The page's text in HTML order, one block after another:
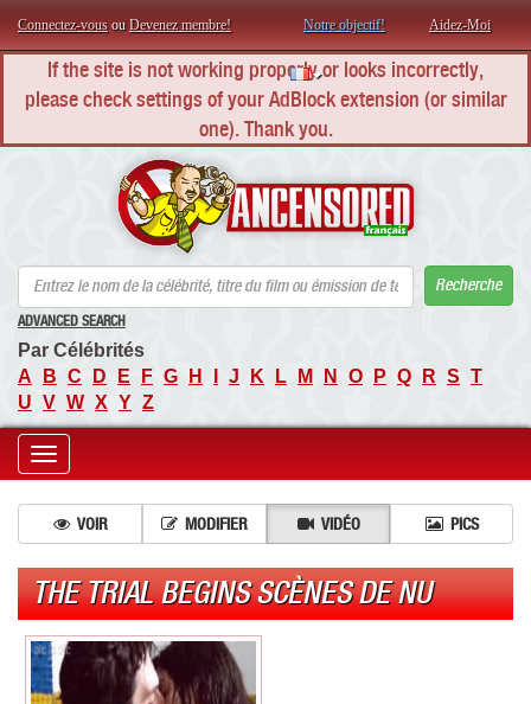
Connectez-vous ou Devenez membre! Notre objectif! Aidez-Moi
If the site is not working properly or looks incorrectly,
please check settings of your AdBlock extension (or similar
one). Thank you.
Recherche
ADVANCED SEARCH
Par Célébrités
A
B C D E F G H J K L M N O P Q R S T
U V W X Y Z
Toggle
navigation
VOIR MODIFIER VIDÉO PICS
THE TRIAL BEGINS SCÈNES DE NU